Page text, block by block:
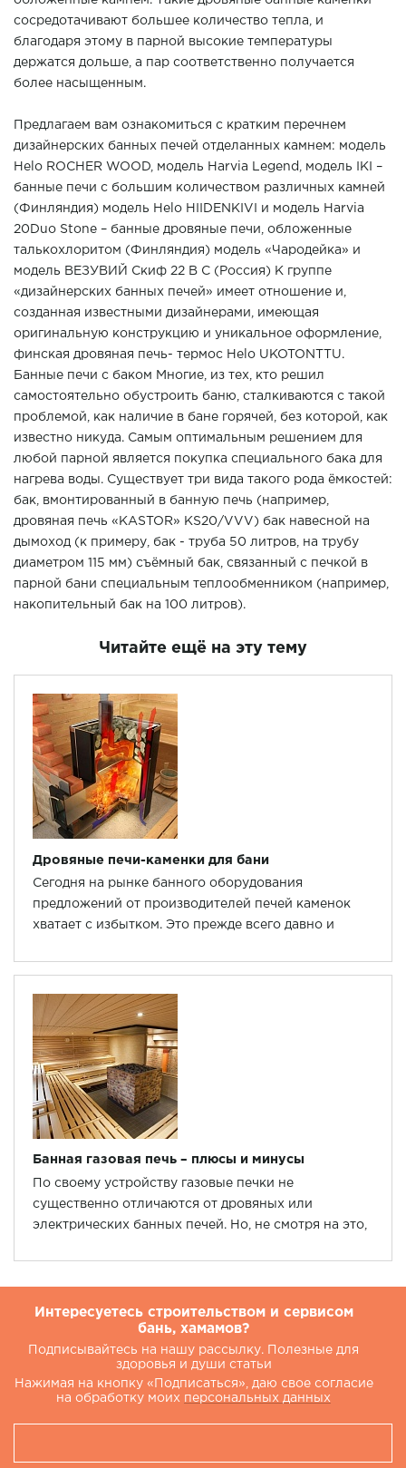
сосредотачивают большее количество тепла, и
благодаря этому в парной высокие температуры
держатся дольше, а пар соответственно получается
более насыщенным.
Предлагаем вам ознакомиться с кратким перечнем
дизайнерских банных печей отделанных камнем: модель
Helo ROCHER WOOD, модель Harvia Legend, модель IKI –
банные печи с большим количеством различных камней
(Финляндия) модель Helo HIIDENKIVI и модель Harvia
20Duo Stone – банные дровяные печи, обложенные
талькохлоритом (Финляндия) модель «Чародейка» и
модель ВЕЗУВИЙ Скиф 22 В С (Россия) К группе
«дизайнерских банных печей» имеет отношение и,
созданная известными дизайнерами, имеющая
оригинальную конструкцию и уникальное оформление,
финская дровяная печь- термос Helo UKOTONTTU.
Банные печи с баком Многие, из тех, кто решил
самостоятельно обустроить баню, сталкиваются с такой
проблемой, как наличие в бане горячей, без которой, как
известно никуда. Самым оптимальным решением для
любой парной является покупка специального бака для
нагрева воды. Существует три вида такого рода ёмкостей:
бак, вмонтированный в банную печь (например,
дровяная печь «KASTOR» KS20/VVV) бак навесной на
дымоход (к примеру, бак - труба 50 литров, на трубу
диаметром 115 мм) съёмный бак, связанный с печкой в
парной бани специальным теплообменником (например,
накопительный бак на 100 литров).
Читайте ещё на эту тему
Дровяные печи-каменки для бани
Сегодня на рынке банного оборудования
предложений от производителей печей каменок
хватает с избытком. Это прежде всего давно и
Банная газовая печь – плюсы и минусы
По своему устройству газовые печки не
существенно отличаются от дровяных или
электрических банных печей. Но, не смотря на это,
свойствами используемого для работы топлива.
Интересуетесь строительством и сервисом
бань, хамамов?
Подписывайтесь на нашу рассылку. Полезные для
здоровья и души статьи
Нажимая на кнопку «Подписаться», даю свое согласие
на обработку моих персональных данных